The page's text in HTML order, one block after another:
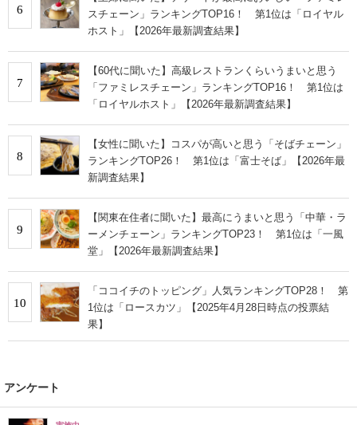
6
スチェーン」ランキングTOP16！ 第1位は「ロイヤル
ホスト」【2026年最新調査結果】
7
【60代に聞いた】高級レストランくらいうまいと思う
「ファミレスチェーン」ランキングTOP16！ 第1位は
「ロイヤルホスト」【2026年最新調査結果】
8
【女性に聞いた】コスパが高いと思う「そばチェーン」
ランキングTOP26！ 第1位は「富士そば」【2026年最
新調査結果】
9
【関東在住者に聞いた】最高にうまいと思う「中華・ラ
ーメンチェーン」ランキングTOP23！ 第1位は「一風
堂」【2026年最新調査結果】
10
「ココイチのトッピング」人気ランキングTOP28！ 第
1位は「ロースカツ」【2025年4月28日時点の投票結
果】
アンケート